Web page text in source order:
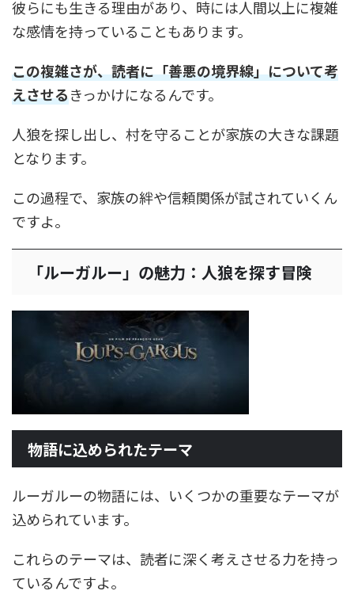
彼らにも生きる理由があり、時には人間以上に複雑
な感情を持っていることもあります。
この複雑さが、読者に「善悪の境界線」について考
えさせるきっかけになるんです。
人狼を探し出し、村を守ることが家族の大きな課題
となります。
この過程で、家族の絆や信頼関係が試されていくん
ですよ。
「ルーガルー」の魅力：人狼を探す冒険
物語に込められたテーマ
ルーガルーの物語には、いくつかの重要なテーマが
込められています。
これらのテーマは、読者に深く考えさせる力を持っ
ているんですよ。